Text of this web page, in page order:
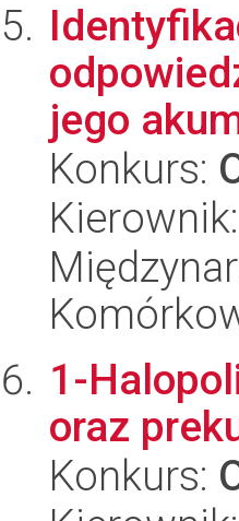
jego
Konkurs:
1-
oraz
Konkurs: